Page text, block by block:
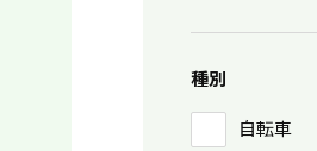
種別
自転車